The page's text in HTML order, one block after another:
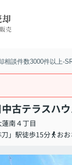
相談件数3000件以上-
古テラスハ
蓮南４丁目
」駅徒歩15分
お